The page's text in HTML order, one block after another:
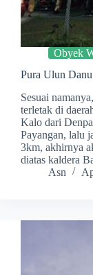
Obyek
Pura Ulun
Sesuai
terletak di
Kalo dari
Payangan, lalu
3km, akhirnya
diatas kaldera
Asn